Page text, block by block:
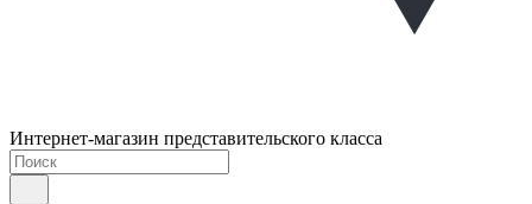
Интернет-магазин представительского класса